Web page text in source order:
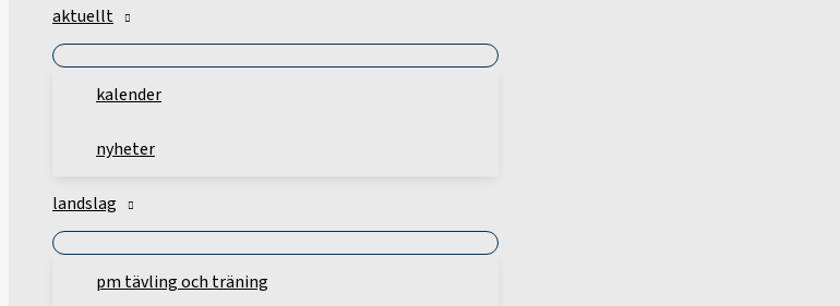
aktuellt
kalender
nyheter
landslag
pm tävling och träning